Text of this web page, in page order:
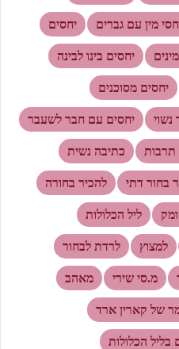
מין עם גברים יחסים
יחסים בינו לבינה
יחסים מסוכנים
יחסים עם חבר לשעבר
תרבות כתיבה נשית
בחור דתי להכיר בחורה
ליל הכלולות
למצוץ לרדת לבחור
מ.סי שירי מאהב
של קארין ארד
בליל הכלולות